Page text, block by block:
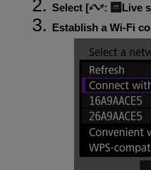
Select [
: Live
Establish a Wi-Fi